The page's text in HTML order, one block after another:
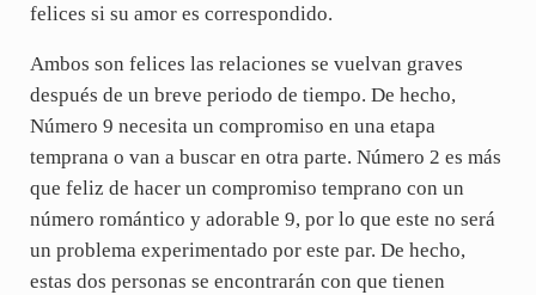
felices si su amor es correspondido.
Ambos son felices las relaciones se vuelvan graves
después de un breve periodo de tiempo. De hecho,
Número 9 necesita un compromiso en una etapa
temprana o van a buscar en otra parte. Número 2 es más
que feliz de hacer un compromiso temprano con un
número romántico y adorable 9, por lo que este no será
un problema experimentado por este par. De hecho,
estas dos personas se encontrarán con que tienen